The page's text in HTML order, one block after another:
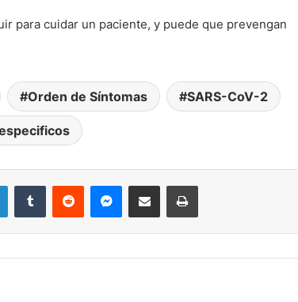
para cuidar un paciente, y puede que prevengan
Orden de Síntomas SARS-CoV-2
LinkedInTumblr Reddit MessengerCompartir por correo electrónicoImprimir
de repunte de casos de infecciones
respiratorias incluyendo COVID
en la comunidad
EEUU empieza a vacunar a los más